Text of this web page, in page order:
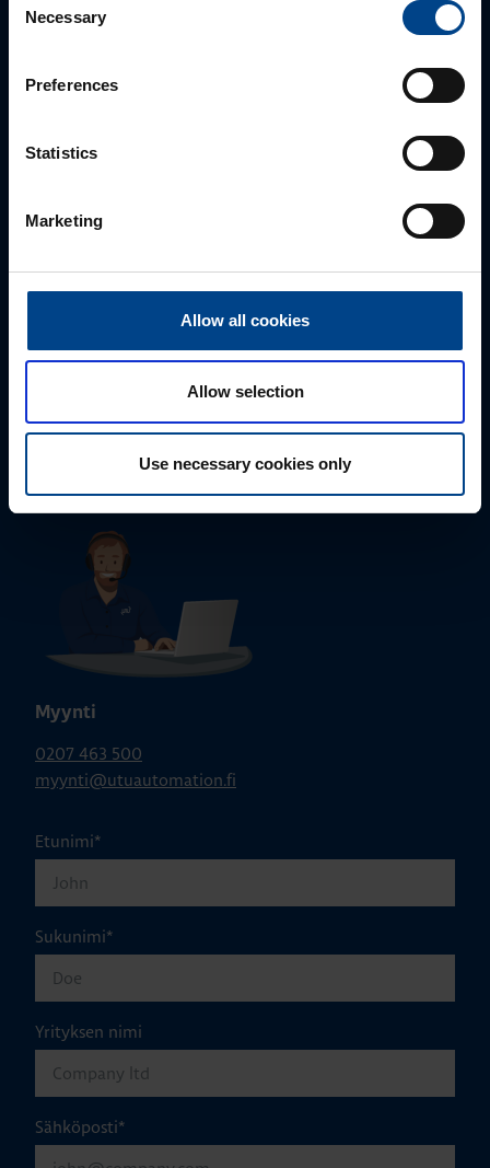
Selection
Necessary
Preferences
Statistics
Marketing
Allow all cookies
Allow selection
Use necessary cookies only
Autamme mielellämme, jotta löydämme sinulle
sähköpostitse tai verkkolomakkeen kautta.
Tekninen tuki
tuki@utuautomation.fi
Myynti
0207 463 500
myynti@utuautomation.fi
Etunimi*
Sukunimi*
Yrityksen nimi
Sähköposti*